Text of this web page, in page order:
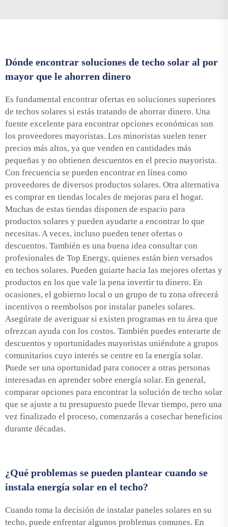
Dónde encontrar soluciones de techo solar al por
mayor que le ahorren dinero
Es fundamental encontrar ofertas en soluciones superiores
de techos solares si estás tratando de ahorrar dinero. Una
fuente excelente para encontrar opciones económicas son
los proveedores mayoristas. Los minoristas suelen tener
precios más altos, ya que venden en cantidades más
pequeñas y no obtienen descuentos en el precio mayorista.
Con frecuencia se pueden encontrar en línea como
proveedores de diversos productos solares. Otra alternativa
es comprar en tiendas locales de mejoras para el hogar.
Muchas de estas tiendas disponen de espacio para
productos solares y pueden ayudarte a encontrar lo que
necesitas. A veces, incluso pueden tener ofertas o
descuentos. También es una buena idea consultar con
profesionales de Top Energy, quienes están bien versados
en techos solares. Pueden guiarte hacia las mejores ofertas y
productos en los que vale la pena invertir tu dinero. En
ocasiones, el gobierno local o un grupo de tu zona ofrecerá
incentivos o reembolsos por instalar paneles solares.
Asegúrate de averiguar si existen programas en tu área que
ofrezcan ayuda con los costos. También puedes enterarte de
descuentos y oportunidades mayoristas uniéndote a grupos
comunitarios cuyo interés se centre en la energía solar.
Puede ser una oportunidad para conocer a otras personas
interesadas en aprender sobre energía solar. En general,
comparar opciones para encontrar la solución de techo solar
que se ajuste a tu presupuesto puede llevar tiempo, pero una
vez finalizado el proceso, comenzarás a cosechar beneficios
durante décadas.
¿Qué problemas se pueden plantear cuando se
instala energía solar en el techo?
Cuando toma la decisión de instalar paneles solares en su
techo, puede enfrentar algunos problemas comunes. En